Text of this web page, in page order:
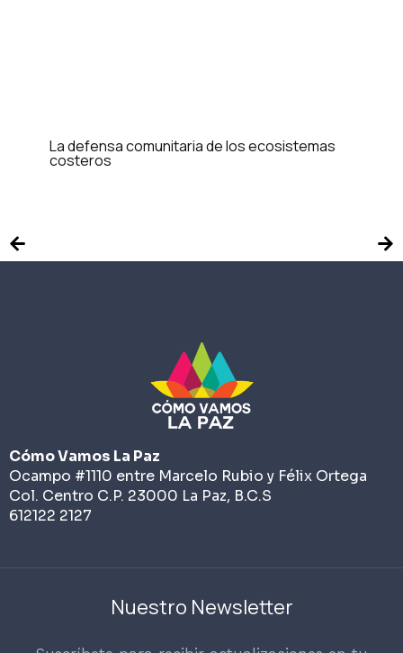
La defensa comunitaria de los ecosistemas
costeros
Cómo Vamos La Paz
Ocampo #1110 entre Marcelo Rubio y Félix Ortega
Col. Centro C.P. 23000 La Paz, B.C.S
612122 2127
Nuestro Newsletter